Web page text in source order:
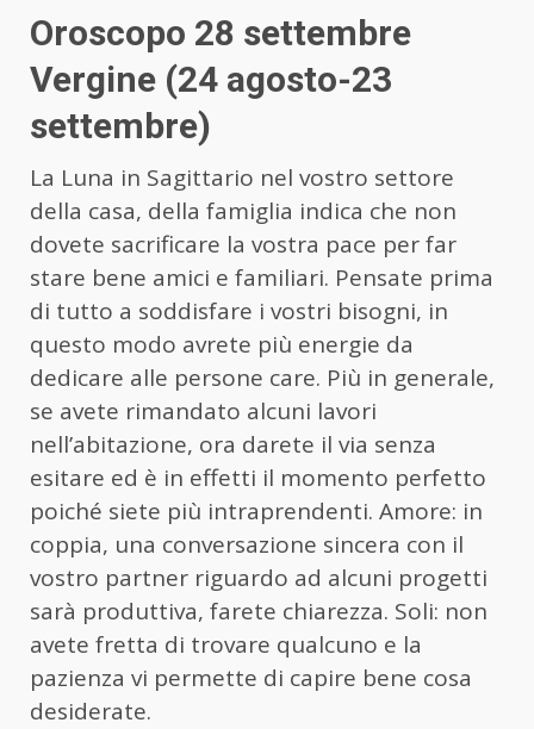
Oroscopo 28 settembre
Vergine (24 agosto-23
settembre)
La Luna in Sagittario nel vostro settore
della casa, della famiglia indica che non
dovete sacrificare la vostra pace per far
stare bene amici e familiari. Pensate prima
di tutto a soddisfare i vostri bisogni, in
questo modo avrete più energie da
dedicare alle persone care. Più in generale,
se avete rimandato alcuni lavori
nell’abitazione, ora darete il via senza
esitare ed è in effetti il momento perfetto
poiché siete più intraprendenti. Amore: in
coppia, una conversazione sincera con il
vostro partner riguardo ad alcuni progetti
sarà produttiva, farete chiarezza. Soli: non
avete fretta di trovare qualcuno e la
pazienza vi permette di capire bene cosa
desiderate.